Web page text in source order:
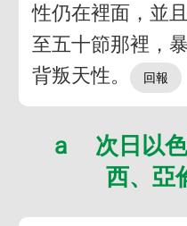
性仍在裡面，並
至五十節那裡，
背叛天性。
ａ 次日以
西、亞